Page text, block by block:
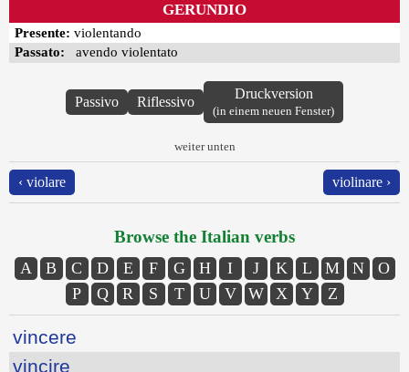
GERUNDIO
Presente: violentando
Passato: avendo violentato
Passivo Riflessivo
Druckversion
(in einem neuen Fenster)
weiter unten
‹ violare violinare ›
Browse the Italian verbs
A B C D E F G H I J K L M N
O
P
Q R S T U V W X Y Z
vincere
vincire